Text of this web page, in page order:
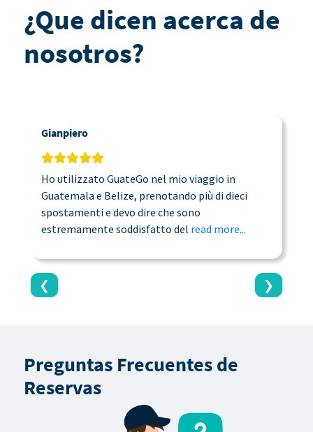
¿Que dicen acerca de
nosotros?
❮
Gianpiero
Ho utilizzato GuateGo nel mio viaggio in
Guatemala e Belize, prenotando più di dieci
spostamenti e devo dire che sono
estremamente soddisfatto del read more...
❯
Preguntas Frecuentes de
Reservas